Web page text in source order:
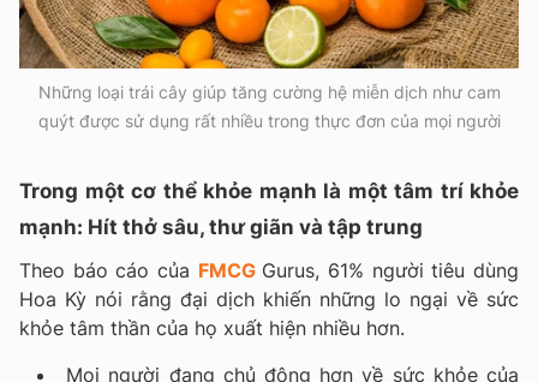
Những loại trái cây giúp tăng cường hệ miễn dịch như cam
quýt được sử dụng rất nhiều trong thực đơn của mọi người
Trong một cơ thể khỏe mạnh là một tâm trí khỏe
mạnh: Hít thở sâu, thư giãn và tập trung
Theo báo cáo của FMCG Gurus, 61% người tiêu dùng
Hoa Kỳ nói rằng đại dịch khiến những lo ngại về sức
khỏe tâm thần của họ xuất hiện nhiều hơn.
Mọi người đang chủ động hơn về sức khỏe của